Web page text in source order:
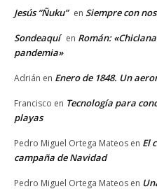
Jesús “Ñuku” en Siempre con
Sondeaquí en Román:
pandemia»
Adrián en Enero de 1848. Un
Francisco en Tecnología para
playas
Pedro Miguel Ortega Mateos en El
campaña de Navidad
Pedro Miguel Ortega Mateos en